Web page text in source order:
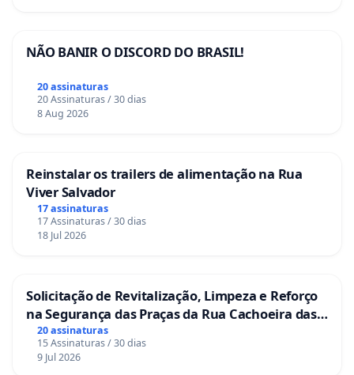
NÃO BANIR O DISCORD DO BRASIL!
20 assinaturas
20 Assinaturas / 30 dias
8 Aug 2026
Reinstalar os trailers de alimentação na Rua
Viver Salvador
17 assinaturas
17 Assinaturas / 30 dias
18 Jul 2026
Solicitação de Revitalização, Limpeza e Reforço
na Segurança das Praças da Rua Cachoeira das
Sete Ilhas
20 assinaturas
15 Assinaturas / 30 dias
9 Jul 2026